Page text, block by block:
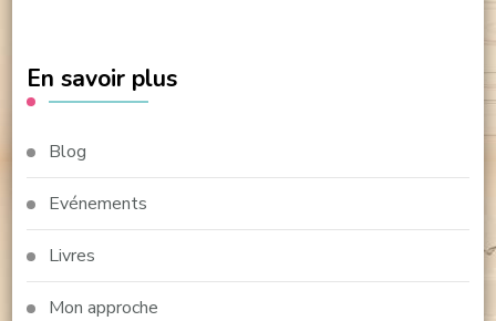
En savoir plus
Blog
Evénements
Livres
Mon approche